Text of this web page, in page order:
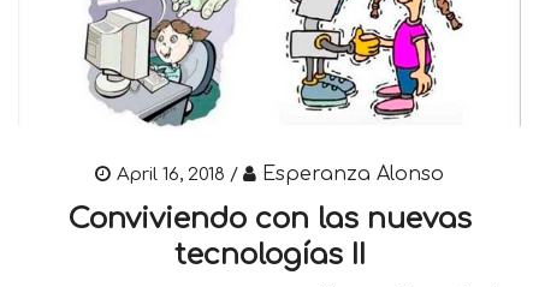
April 16, 2018 / Esperanza Alonso
Conviviendo con las nuevas
tecnologías II